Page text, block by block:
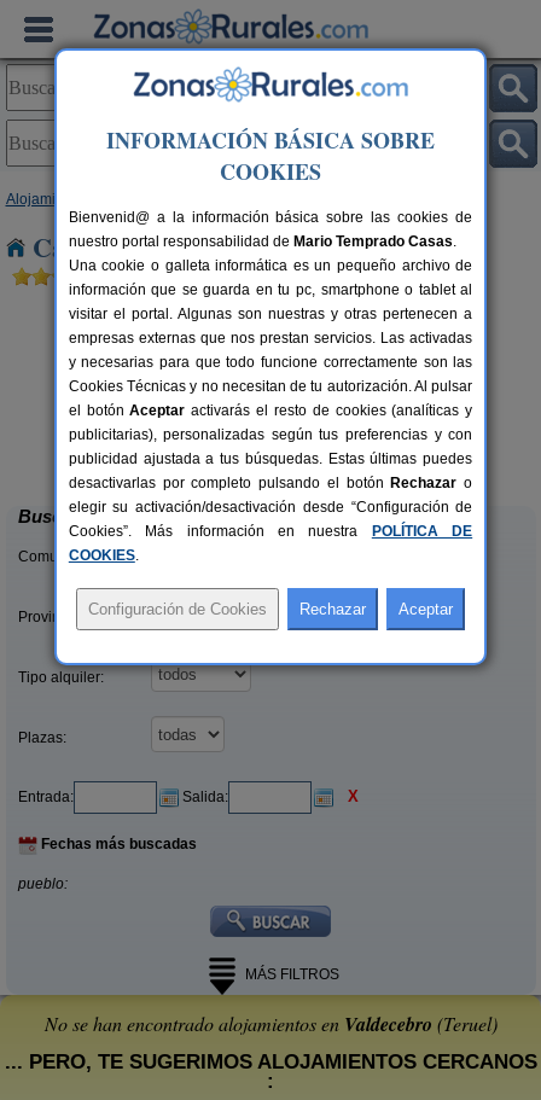
Alojamientos
Casas Rurales cerca de Valdecebro
10 pers.
desde18 €
Fonda Josefina
Villarluengo (Teruel)
Buscar
Comunidades:
Provincias/Islas:
Tipo alquiler:
Plazas:
Entrada: Salida: X
Fechas más buscadas
pueblo:
MÁS FILTROS
No se han encontrado alojamientos en Valdecebro (Teruel)
... PERO, TE SUGERIMOS ALOJAMIENTOS CERCANOS
:
INFORMACIÓN BÁSICA SOBRE
COOKIES
Bienvenid@ a la información básica sobre las cookies de
nuestro portal responsabilidad de Mario Temprado Casas.
Una cookie o galleta informática es un pequeño archivo de
información que se guarda en tu pc, smartphone o tablet al
visitar el portal. Algunas son nuestras y otras pertenecen a
empresas externas que nos prestan servicios. Las activadas
y necesarias para que todo funcione correctamente son las
Cookies Técnicas y no necesitan de tu autorización. Al pulsar
el botónAceptar activarás el resto de cookies (analíticas y
publicitarias), personalizadas según tus preferencias y con
publicidad ajustada a tus búsquedas. Estas últimas puedes
desactivarlas por completo pulsando el botón Rechazar o
elegir su activación/desactivación desde “Configuración de
Cookies”. Más información en nuestra
POLÍTICA DE
COOKIES.